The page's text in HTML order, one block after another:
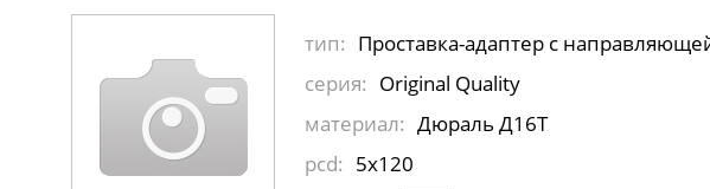
тип: Проставка-адаптер с
серия: Original Quality
материал: Дюраль Д16Т
pcd: 5x120